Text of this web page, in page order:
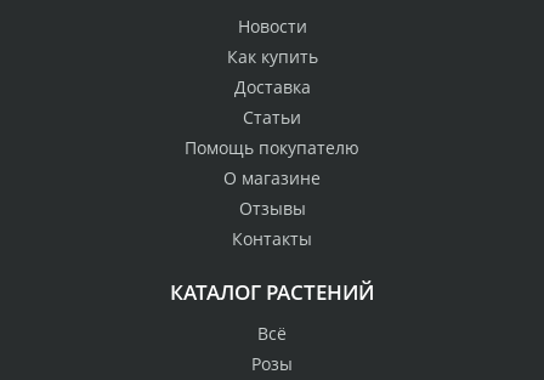
Новости
Как купить
Доставка
Статьи
Помощь покупателю
О магазине
Отзывы
Контакты
КАТАЛОГ РАСТЕНИЙ
Всё
Розы